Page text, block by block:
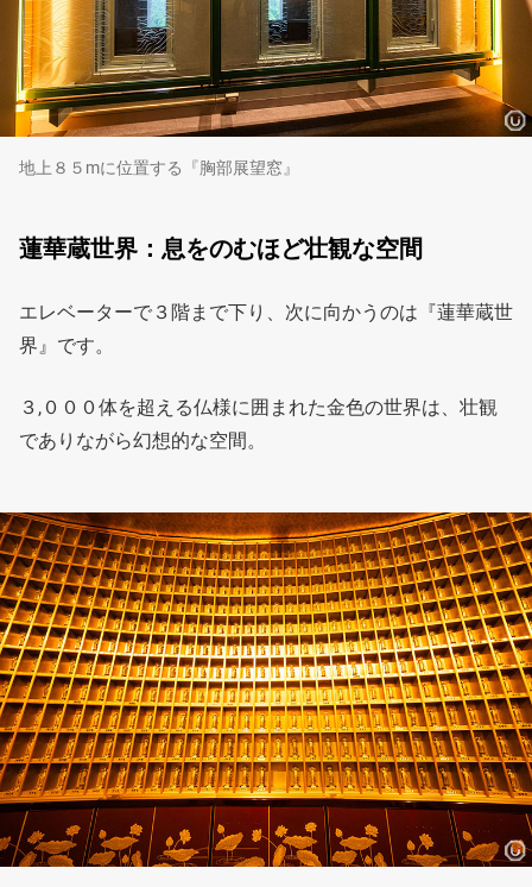
地上８５mに位置する『胸部展望窓』
蓮華蔵世界：息をのむほど壮観な空間
エレベーターで３階まで下り、次に向かうのは『蓮華蔵世
界』です。
３,０００体を超える仏様に囲まれた金色の世界は、壮観
でありながら幻想的な空間。